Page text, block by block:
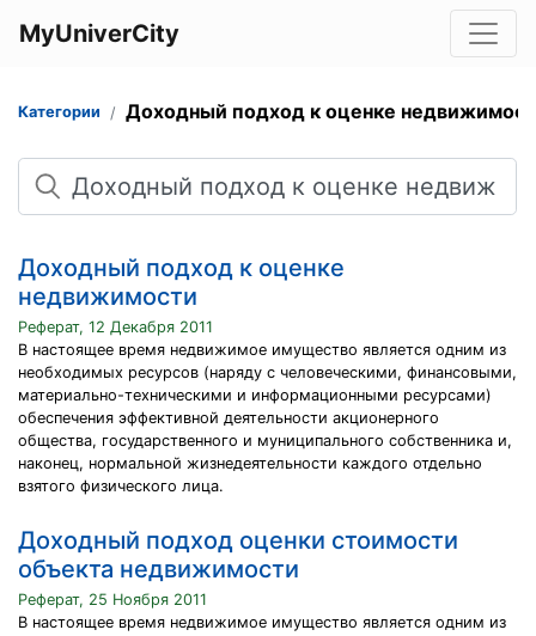
MyUniverCity
Категории Доходный подход к оценке
Поиск
Доходный подход к оценке
недвижимости
Реферат, 12 Декабря 2011
В настоящее время недвижимое имущество является одним из
необходимых ресурсов (наряду с человеческими, финансовыми,
материально-техническими и информационными ресурсами)
обеспечения эффективной деятельности акционерного
общества, государственного и муниципального собственника и,
наконец, нормальной жизнедеятельности каждого отдельно
взятого физического лица.
Доходный подход оценки стоимости
объекта недвижимости
Реферат, 25 Ноября 2011
В настоящее время недвижимое имущество является одним из